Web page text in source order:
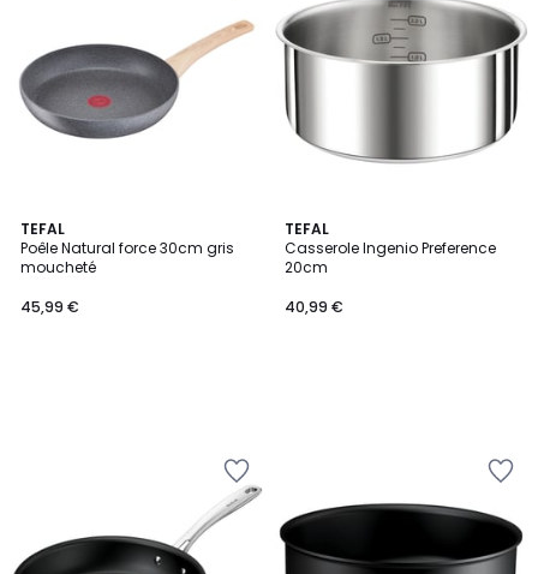
TEFAL
Poêle Natural force 30cm gris
moucheté
45,99 €
TEFAL
Casserole Ingenio Preference
20cm
40,99 €